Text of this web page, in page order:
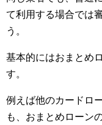
て利用する場合では
う。
基本的にはおまとめ
す。
例えば他のカードロ
も、おまとめローン